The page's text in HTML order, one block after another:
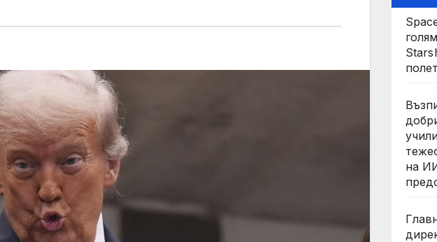
полет
на